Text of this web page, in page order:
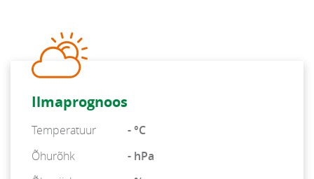
Ilmaprognoos
Temperatuur
- °C
Õhurõhk
- hPa